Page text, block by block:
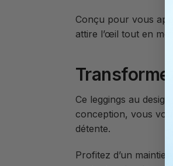
Conçu pour vous
attire l’œil tout en
Ce leggings au design
conception, vous
détente.
Profitez d’un